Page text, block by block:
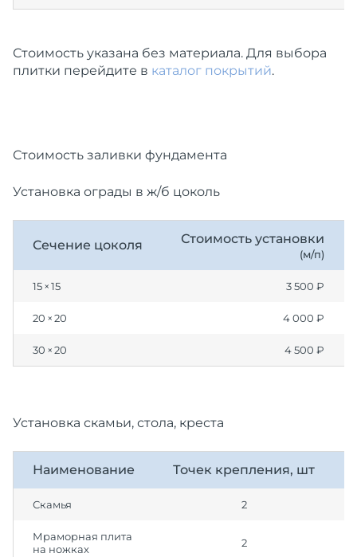
Стоимость указана без материала. Для выбора
плитки перейдите в каталог покрытий.
Стоимость заливки фундамента
Установка ограды в ж/б цоколь
Сечение цоколя Стоимость установки
(м/п)
15 × 15 3 500 ₽
20 × 20 4 000 ₽
30 × 20 4 500 ₽
Установка скамьи, стола, креста
Наименование Точек крепления, шт
Скамья 2
Мраморная плита
на ножках
2